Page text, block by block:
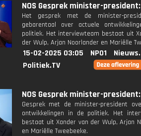
NOS Gesprek minister-
Het gesprek met de minister-
gebarentaal over actuele
politiek. Het interviewteam bestaat uit
der Wulp, Arjan Noorlander en Mariëlle
15-02-2025 03:05 NPO1
Politiek.TV
NOS Gesprek minister-
Gesprek met de minister-president
ontwikkelingen in de politiek. Het
bestaat uit Xander van der Wulp, Arjan
en Mariëlle Tweebeeke.